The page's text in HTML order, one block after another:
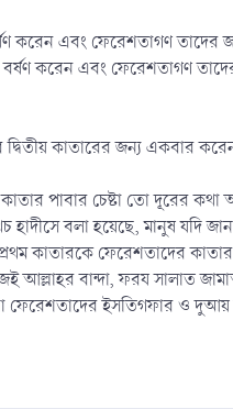
কাতারের জন্য একবার
কাতার পাবার চেষ্টা তো দূরের
বলা হয়েছে, মানুষ যদি
কাতারকে ফেরেশতাদের
আল্লাহর বান্দা, ফরয সালাত
ফেরেশতাদের ইসতিগফার ও দুআয়